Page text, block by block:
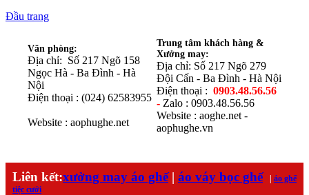
Đầu trang
Văn phòng:
Địa chỉ: Số 217 Ngõ 158
Ngọc Hà - Ba Đình - Hà
Nội
Điện thoại : (024) 62583955
Website : aophughe.net
Trung tâm khách hàng &
Xưởng may:
Địa chỉ: Số 217 Ngõ 279
Đội Cấn - Ba Đình - Hà Nội
Điện thoại : 0903.48.56.56
- Zalo : 0903.48.56.56
Website : aoghe.net -
aophughe.vn
Liên kết:xưởng may áo ghế| áo váy bọc ghế | áo ghế
tiệc cưới